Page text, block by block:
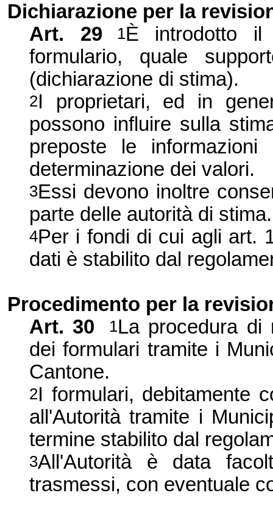
Dichiarazione per la
Art. 29
1È introdotto il
formulario, quale
(dichiarazione di stima).
2I proprietari, ed in
possono influire sulla
preposte le
determinazione dei valori.
3Essi devono inoltre
parte delle autorità di stima.
4Per i fondi di cui agli art.
dati è stabilito dal
Procedimento per la
Art. 30
1La procedura di
dei formulari tramite i
Cantone.
2I formulari, debitamente
all'Autorità tramite i
termine stabilito dal
3All'Autorità è data
trasmessi, con eventuale